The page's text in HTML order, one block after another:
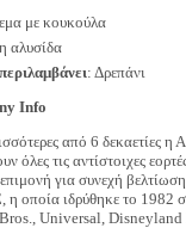
με κουκούλα
αλυσίδα
: Δρεπάνι
Info
από 6 δεκαετίες η
όλες τις αντίστοιχες
για συνεχή
, η οποία ιδρύθηκε το 1982
Universal, Disneyland